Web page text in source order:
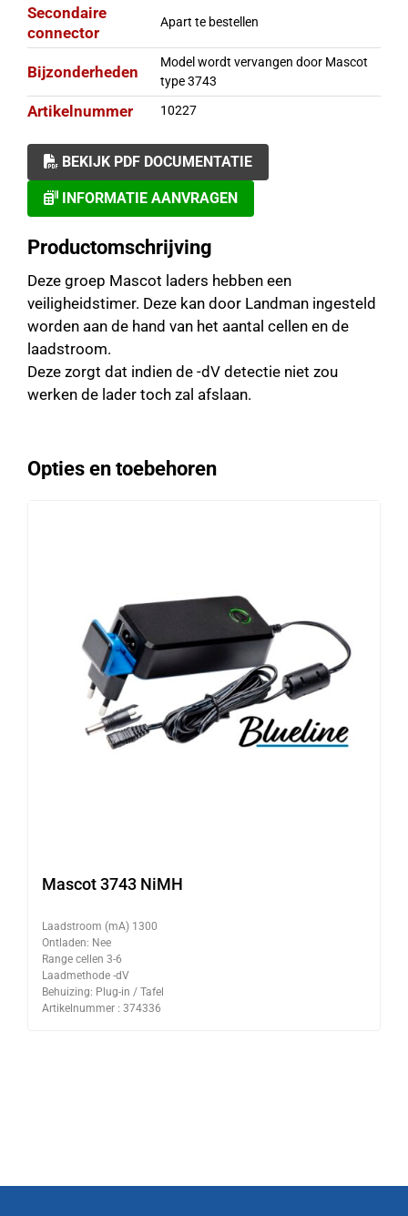
Secondaire
connector
Apart te bestellen
Bijzonderheden
Model wordt vervangen door Mascot
type 3743
Artikelnummer 10227
BEKIJK PDF DOCUMENTATIE
INFORMATIE AANVRAGEN
Productomschrijving
Deze groep Mascot laders hebben een
veiligheidstimer. Deze kan door Landman ingesteld
worden aan de hand van het aantal cellen en de
laadstroom.
Deze zorgt dat indien de -dV detectie niet zou
werken de lader toch zal afslaan.
Opties en toebehoren
Mascot 3743 NiMH
Laadstroom (mA) 1300
Ontladen: Nee
Range cellen 3-6
Laadmethode -dV
Behuizing: Plug-in / Tafel
Artikelnummer : 374336